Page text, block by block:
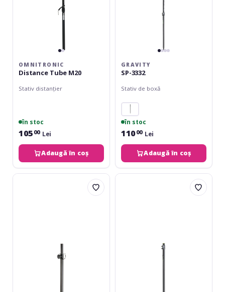
OMNITRONIC
Distance Tube M20
Stativ distanțier
în stoc
105 00 Lei
Adaugă în coș
GRAVITY
SP-3332
Stativ de boxă
în stoc
11000 Lei
Adaugă în coș
Adam
Gravity